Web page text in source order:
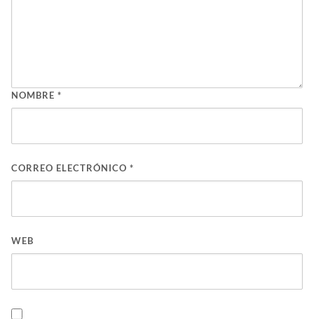
NOMBRE *
CORREO ELECTRÓNICO *
WEB